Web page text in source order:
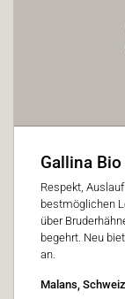
Gallina Bio
Respekt,
bestmöglichen
über
begehrt. Neu
an.
Malans, Schweiz